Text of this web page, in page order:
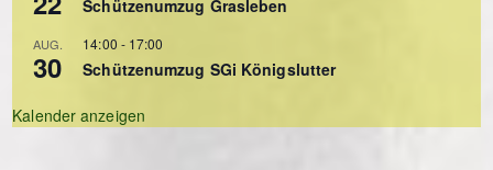
Schützenumzug Grasleben
AUG.
30
14:00 - 17:00
Schützenumzug SGi Königslutter
Kalender anzeigen